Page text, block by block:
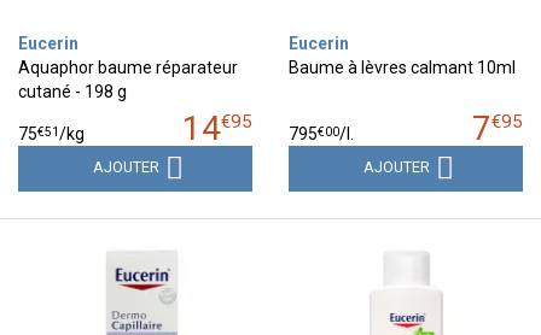
Eucerin
Aquaphor baume réparateur
cutané - 198 g
14€95
75€51/kg
AJOUTER
Eucerin
Baume à lèvres calmant 10ml
7€95
795€00/
AJOUTER